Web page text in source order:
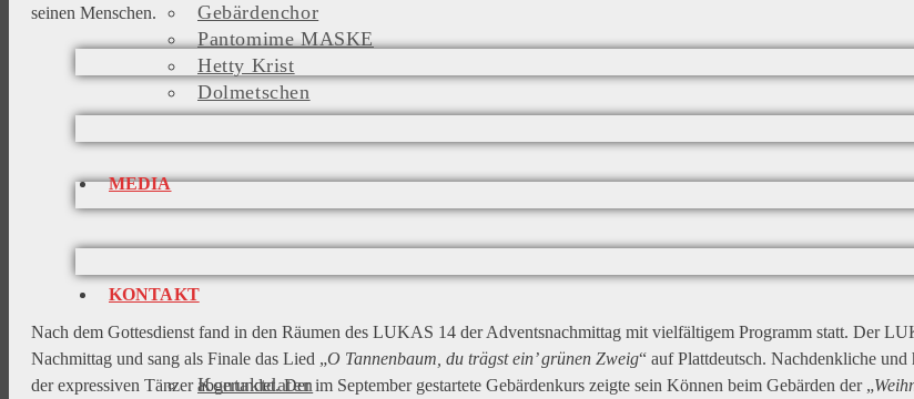
Gebärdenchor
Pantomime MASKE
Hetty Krist
Dolmetschen
MEDIA
KONTAKT
Kontaktdaten
seinen Menschen.
Nach dem Gottesdienst fand in den Räumen des LUKAS 14 der Adventsnachmittag mit vielfältigem Programm statt. Der
Nachmittag und sang als Finale das Lied „O Tannenbaum, du trägst ein’ grünen Zweig“ auf Plattdeutsch. Nachdenkliche
der expressiven Tänzer abgerundet. Der im September gestartete Gebärdenkurs zeigte sein Können beim Gebärden der „